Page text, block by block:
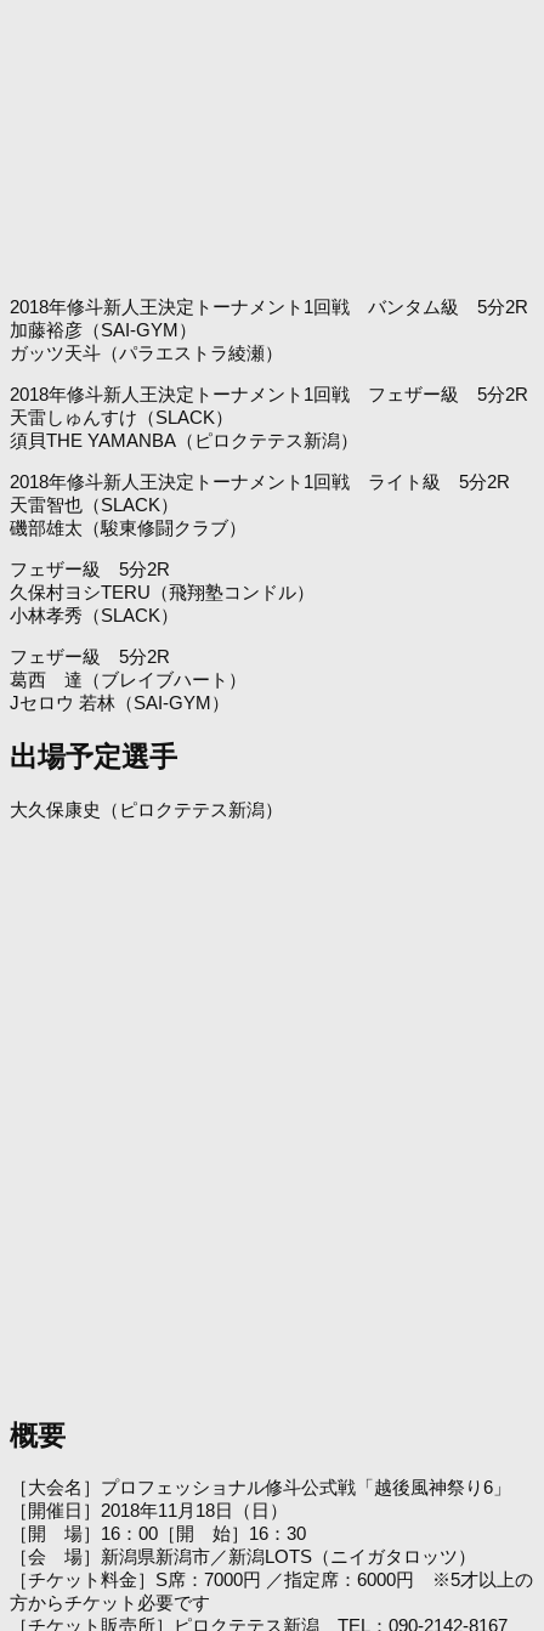
2018年修斗新人王決定トーナメント1回戦 バンタム級 5分2R
加藤裕彦（SAI-GYM）
ガッツ天斗（パラエストラ綾瀬）
2018年修斗新人王決定トーナメント1回戦 フェザー級 5分2R
天雷しゅんすけ（SLACK）
須貝THE YAMANBA（ピロクテテス新潟）
2018年修斗新人王決定トーナメント1回戦 ライト級 5分2R
天雷智也（SLACK）
磯部雄太（駿東修闘クラブ）
フェザー級 5分2R
久保村ヨシTERU（飛翔塾コンドル）
小林孝秀（SLACK）
フェザー級 5分2R
葛西 達（ブレイブハート）
Jセロウ 若林（SAI-GYM）
出場予定選手
大久保康史（ピロクテテス新潟）
概要
［大会名］プロフェッショナル修斗公式戦「越後風神祭り6」
［開催日］2018年11月18日（日）
［開 場］16：00［開 始］16：30
［会 場］新潟県新潟市／新潟LOTS（ニイガタロッツ）
［チケット料金］S席：7000円 ／指定席：6000円 ※5才以上の
方からチケット必要です
［チケット販売所］ピロクテテス新潟 TEL：090-2142-8167